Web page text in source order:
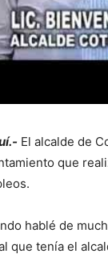
El alcalde de
que
hablé de
que tenía el